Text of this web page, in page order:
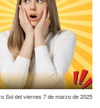
Sol del viernes 7 de marzo de 2025